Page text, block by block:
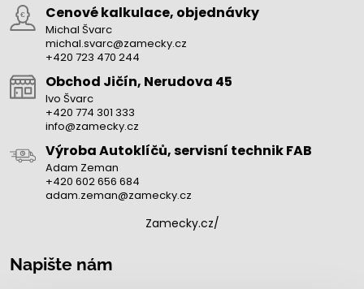
Cenové kalkulace, objednávky
Michal Švarc
michal.svarc@zamecky.cz
+420 723 470 244
Obchod Jičín, Nerudova 45
Ivo Švarc
+420 774 301 333
info@zamecky.cz
Výroba Autoklíčů, servisní technik FAB
Adam Zeman
+420 602 656 684
adam.zeman@zamecky.cz
Zamecky.cz/
Napište nám